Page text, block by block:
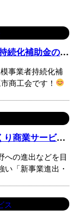
【
補助金】第20回 小規模事業者持続化補助金のご案内
事業者持続化補
商工会です！
【
補助金】新事業進出・ものづくり商業サービス補助金のご案内
への進出などを目
「新事業進出・
ス